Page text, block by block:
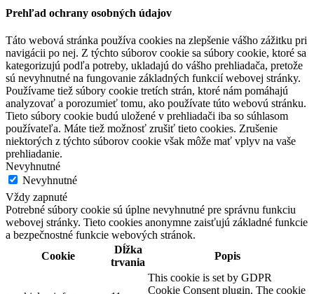
Prehľad ochrany osobných údajov
Táto webová stránka používa cookies na zlepšenie vášho zážitku pri
navigácii po nej. Z týchto súborov cookie sa súbory cookie, ktoré sa
kategorizujú podľa potreby, ukladajú do vášho prehliadača, pretože
sú nevyhnutné na fungovanie základných funkcií webovej stránky.
Používame tiež súbory cookie tretích strán, ktoré nám pomáhajú
analyzovať a porozumieť tomu, ako používate túto webovú stránku.
Tieto súbory cookie budú uložené v prehliadači iba so súhlasom
používateľa. Máte tiež možnosť zrušiť tieto cookies. Zrušenie
niektorých z týchto súborov cookie však môže mať vplyv na vaše
prehliadanie.
Nevyhnutné
Nevyhnutné
Vždy zapnuté
Potrebné súbory cookie sú úplne nevyhnutné pre správnu funkciu
webovej stránky. Tieto cookies anonymne zaisťujú základné funkcie
a bezpečnostné funkcie webových stránok.
Cookie
Dĺžka
trvania
Popis
This cookie is set by GDPR
Cookie Consent plugin. The cookie